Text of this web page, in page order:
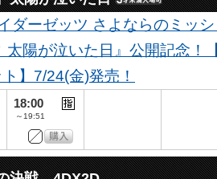
ダーゼッツ さよならのミッ
太陽が泣いた日』公開記念！
】7/24(金)発売！
18:00
～19:51